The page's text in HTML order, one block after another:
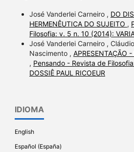
José Vanderlei Carneiro , DO
HERMENÊUTICA DO SUJEITO ,
Filosofia: v. 5 n. 10 (2014):
José Vanderlei Carneiro ,
Nascimento , APRESENTAÇÃO
, Pensando - Revista de
DOSSIÊ PAUL RICOEUR
IDIOMA
English
Español (España)